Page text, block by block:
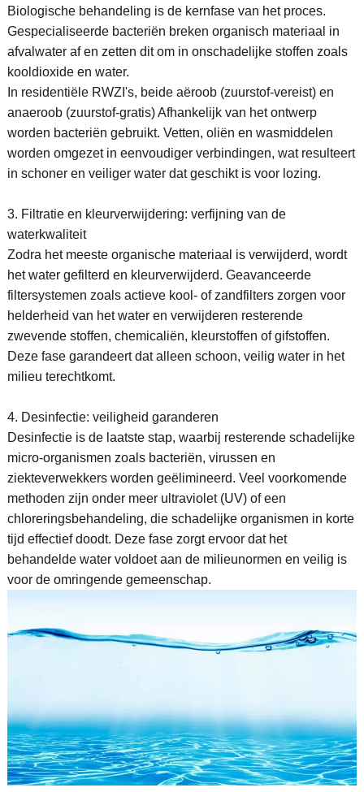
Biologische behandeling is de kernfase van het proces.
Gespecialiseerde bacteriën breken organisch materiaal in
afvalwater af en zetten dit om in onschadelijke stoffen zoals
kooldioxide en water.
In residentiële RWZI's, beide aëroob (zuurstof-vereist) en
anaeroob (zuurstof-gratis) Afhankelijk van het ontwerp
worden bacteriën gebruikt. Vetten, oliën en wasmiddelen
worden omgezet in eenvoudiger verbindingen, wat resulteert
in schoner en veiliger water dat geschikt is voor lozing.
3. Filtratie en kleurverwijdering: verfijning van de
waterkwaliteit
Zodra het meeste organische materiaal is verwijderd, wordt
het water gefilterd en kleurverwijderd. Geavanceerde
filtersystemen zoals actieve kool- of zandfilters zorgen voor
helderheid van het water en verwijderen resterende
zwevende stoffen, chemicaliën, kleurstoffen of gifstoffen.
Deze fase garandeert dat alleen schoon, veilig water in het
milieu terechtkomt.
4. Desinfectie: veiligheid garanderen
Desinfectie is de laatste stap, waarbij resterende schadelijke
micro-organismen zoals bacteriën, virussen en
ziekteverwekkers worden geëlimineerd. Veel voorkomende
methoden zijn onder meer ultraviolet (UV) of een
chloreringsbehandeling, die schadelijke organismen in korte
tijd effectief doodt. Deze fase zorgt ervoor dat het
behandelde water voldoet aan de milieunormen en veilig is
voor de omringende gemeenschap.